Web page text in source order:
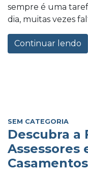
sempre é uma
dia, muitas vezes
Continuar lendo
SEM CATEGORIA
Descubra a
Assessores